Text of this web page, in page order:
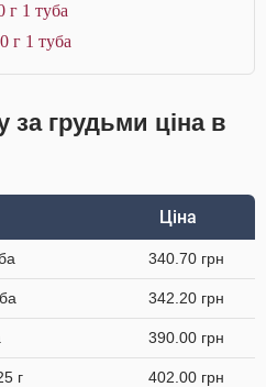
г 1 туба
г 1 туба
за грудьми ціна в
Ціна
340.70 грн
342.20 грн
390.00 грн
г 402.00 грн